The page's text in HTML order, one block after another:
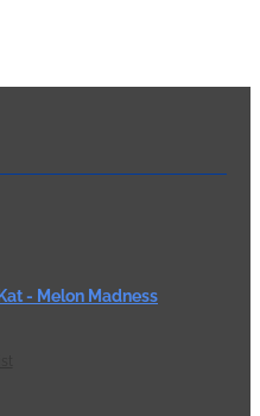
- Melon Madness